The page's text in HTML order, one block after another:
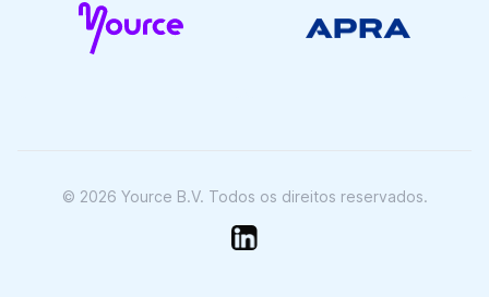
© 2026 Yource B.V. Todos os direitos reservados.